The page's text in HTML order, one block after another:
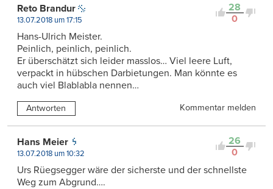
28
0
Reto Brandur
13.07.2018 um 17:15
Hans-Ulrich Meister.
Peinlich, peinlich, peinlich.
Er überschätzt sich leider masslos… Viel leere Luft,
verpackt in hübschen Darbietungen. Man könnte es
auch viel Blablabla nennen…
Antworten Kommentar melden
26
0
Hans Meier
13.07.2018 um 10:32
Urs Rüegsegger wäre der sicherste und der schnellste
Weg zum Abgrund….